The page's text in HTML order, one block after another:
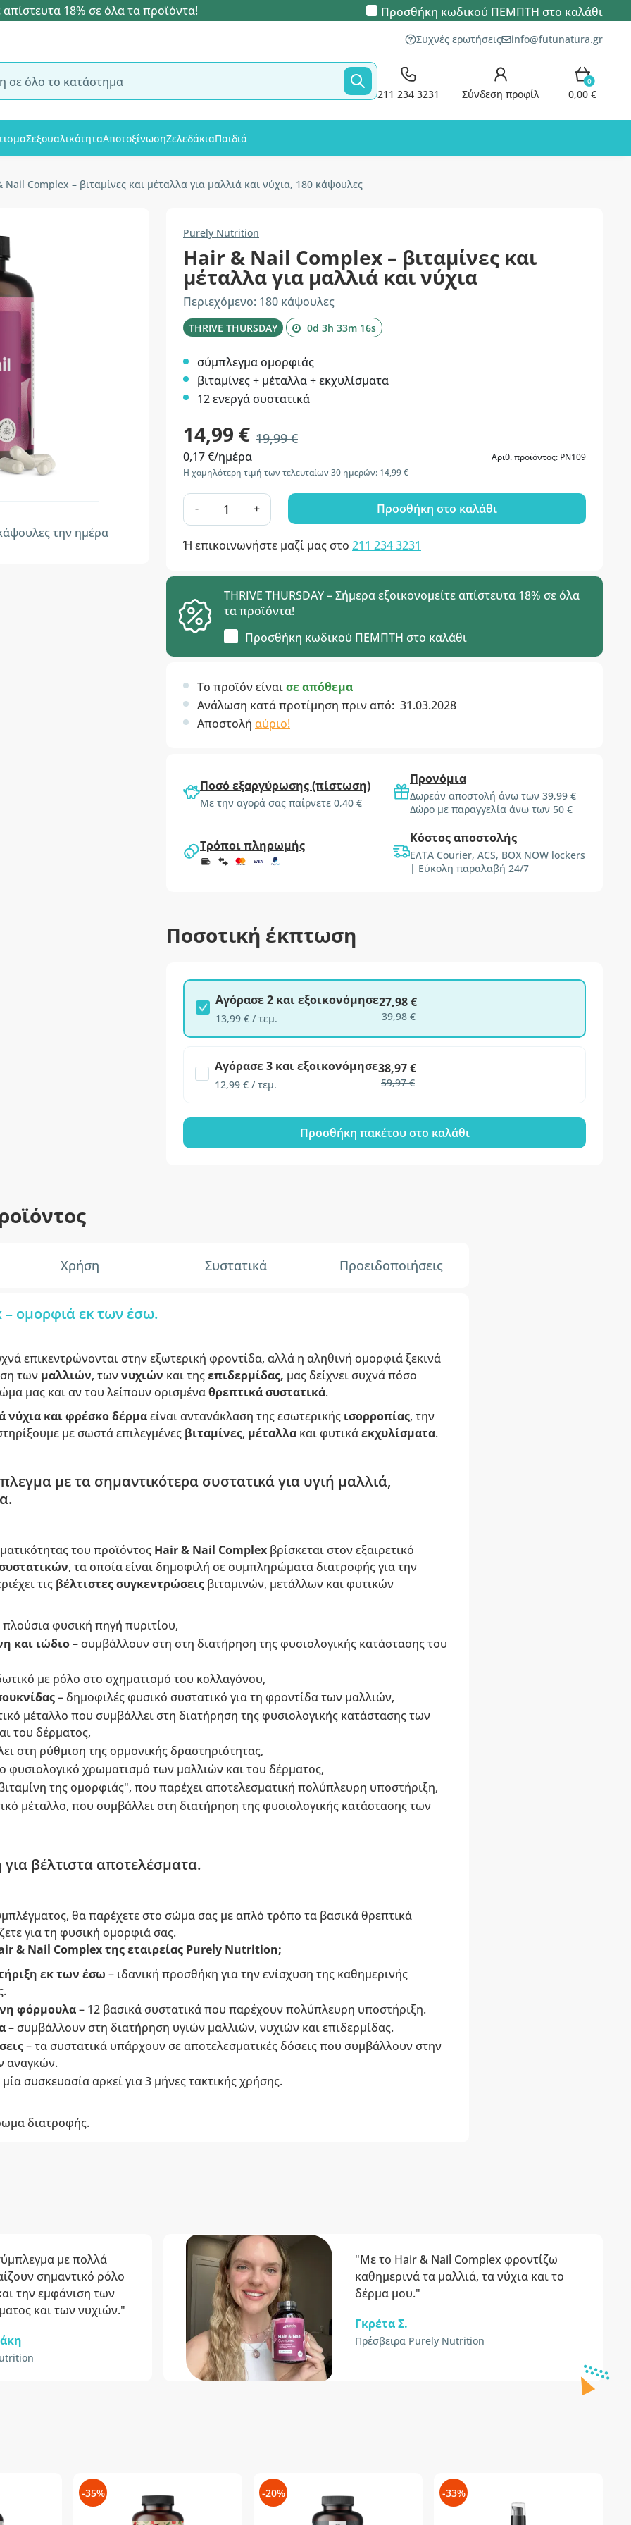
απίστευτα 18% σε όλα τα προϊόντα! Προσθήκη κωδικού ΠΕΜΠΤΗ στο καλάθι
Συχνές ερωτήσεις info@futunatura.gr
211 234 3231 Σύνδεση προφίλ
0
0,00 €
ΣεξουαλικότηταΑποτοξίνωσηΖελεδάκιαΠαιδιά
Nail Complex – βιταμίνες και μέταλλα για μαλλιά και νύχια, 180 κάψουλες
την ημέρα
Purely Nutrition
Hair & Nail Complex – βιταμίνες και
μέταλλα για μαλλιά και νύχια
Περιεχόμενο: 180 κάψουλες
THRIVE THURSDAY 0d 3h 33m 15s
σύμπλεγμα ομορφιάς
βιταμίνες + μέταλλα + εκχυλίσματα
12 ενεργά συστατικά
14,99 € 19,99 €
0,17 €/ημέρα
Αριθ. προϊόντος: PN109
Η χαμηλότερη τιμή των τελευταίων 30 ημερών: 14,99 €
- + Προσθήκη στο καλάθι
Ή επικοινωνήστε μαζί μας στο 211 234 3231
THRIVE THURSDAY – Σήμερα εξοικονομείτε απίστευτα 18% σε όλα
τα προϊόντα!
Προσθήκη κωδικού ΠΕΜΠΤΗ στο καλάθι
Το προϊόν είναισε απόθεμα
Ανάλωση κατά προτίμηση πριν από: 31.03.2028
Αποστολή αύριο!
Ποσό εξαργύρωσης (πίστωση)
Με την αγορά σας παίρνετε 0,40 €
Προνόμια
Δωρεάν αποστολή άνω των 39,99 €
Δώρο με παραγγελία άνω των 50 €
Τρόποι πληρωμής Κόστος αποστολής
ΕΛΤΑ Courier, ACS, BOX NOW lockers
| Εύκολη παραλαβή 24/7
Ποσοτική έκπτωση
Αγόρασε 2 και εξοικονόμησε
13,99 € / τεμ.
27,98 €
39,98 €
Αγόρασε 3 και εξοικονόμησε
12,99 € / τεμ.
38,97 €
59,97 €
Προσθήκη πακέτου στο καλάθι
Χρήση Συστατικά Προειδοποιήσεις
ομορφιά εκ των έσω.
επικεντρώνονται στην εξωτερική φροντίδα, αλλά η αληθινή ομορφιά ξεκινά
των μαλλιών, τωννυχιών και τηςεπιδερμίδας, μας δείχνει συχνά πόσο
μας και αν του λείπουν ορισμέναθρεπτικά συστατικά.
νύχια και φρέσκο δέρμαείναι αντανάκλαση της εσωτερικής ισορροπίας, την
με σωστά επιλεγμένες βιταμίνες, μέταλλα και φυτικάεκχυλίσματα.
με τα σημαντικότερα συστατικά για υγιή μαλλιά,
του προϊόντος Hair & Nail Complexβρίσκεται στον εξαιρετικό
, τα οποία είναι δημοφιλή σε συμπληρώματα διατροφής για την
τις βέλτιστες συγκεντρώσειςβιταμινών, μετάλλων και φυτικών
φυσική πηγή πυριτίου,
και ιώδιο– συμβάλλουν στη στη διατήρηση της φυσιολογικής κατάστασης του
με ρόλο στο σχηματισμό του κολλαγόνου,
– δημοφιλές φυσικό συστατικό για τη φροντίδα των μαλλιών,
μέταλλο που συμβάλλει στη διατήρηση της φυσιολογικής κατάστασης των
του δέρματος,
στη ρύθμιση της ορμονικής δραστηριότητας,
φυσιολογικό χρωματισμό των μαλλιών και του δέρματος,
της ομορφιάς", που παρέχει αποτελεσματική πολύπλευρη υποστήριξη,
μέταλλο, που συμβάλλει στη διατήρηση της φυσιολογικής κατάστασης των
βέλτιστα αποτελέσματα.
θα παρέχετε στο σώμα σας με απλό τρόπο τα βασικά θρεπτικά
για τη φυσική ομορφιά σας.
& Nail Complex της εταιρείας Purely Nutrition;
εκ των έσω – ιδανική προσθήκη για την ενίσχυση της καθημερινής
φόρμουλα– 12 βασικά συστατικά που παρέχουν πολύπλευρη υποστήριξη.
– συμβάλλουν στη διατήρηση υγιών μαλλιών, νυχιών και επιδερμίδας.
– τα συστατικά υπάρχουν σε αποτελεσματικές δόσεις που συμβάλλουν στην
αναγκών.
μία συσκευασία αρκεί για 3 μήνες τακτικής χρήσης.
διατροφής.
με πολλά
σημαντικό ρόλο
την εμφάνιση των
και των νυχιών."
"Με το Hair & Nail Complex φροντίζω
καθημερινά τα μαλλιά, τα νύχια και το
δέρμα μου."
Γκρέτα Σ.
Πρέσβειρα Purely Nutrition
-35% -20% -33%